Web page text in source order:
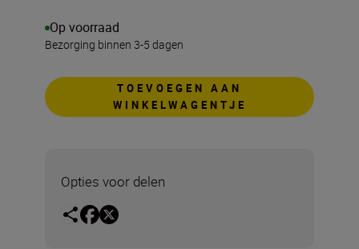
Op voorraad
Bezorging binnen 3-5 dagen
TOEVOEGEN AAN
WINKELWAGENTJE
Opties voor delen